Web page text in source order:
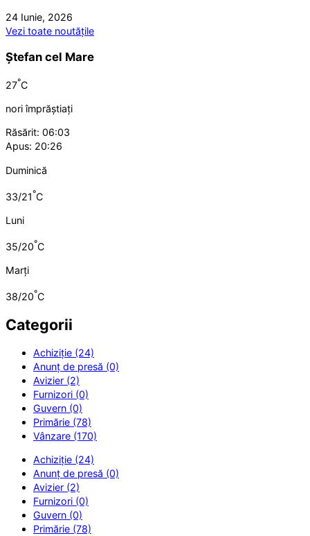
24 Iunie, 2026
Vezi toate noutățile
Ștefan cel Mare
27°C
nori împrăștiați
Răsărit: 06:03
Apus: 20:26
Duminică
33/21°C
Luni
35/20°C
Marți
38/20°C
Categorii
Achiziție (24)
Anunț de presă (0)
Avizier (2)
Furnizori (0)
Guvern (0)
Primărie (78)
Vânzare (170)
Achiziție (24)
Anunț de presă (0)
Avizier (2)
Furnizori (0)
Guvern (0)
Primărie (78)